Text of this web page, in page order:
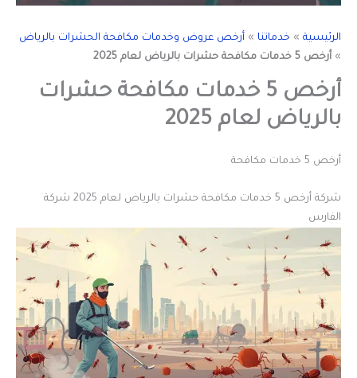
الرئيسية » خدماتنا » أرخص عروض وخدمات مكافحة الحشرات بالرياض
» أرخص 5 خدمات مكافحة حشرات بالرياض لعام 2025
أرخص 5 خدمات مكافحة حشرات
بالرياض لعام 2025
أرخص 5 خدمات مكافحة
شركة أرخص 5 خدمات مكافحة حشرات بالرياض لعام 2025 شركة
الفارس